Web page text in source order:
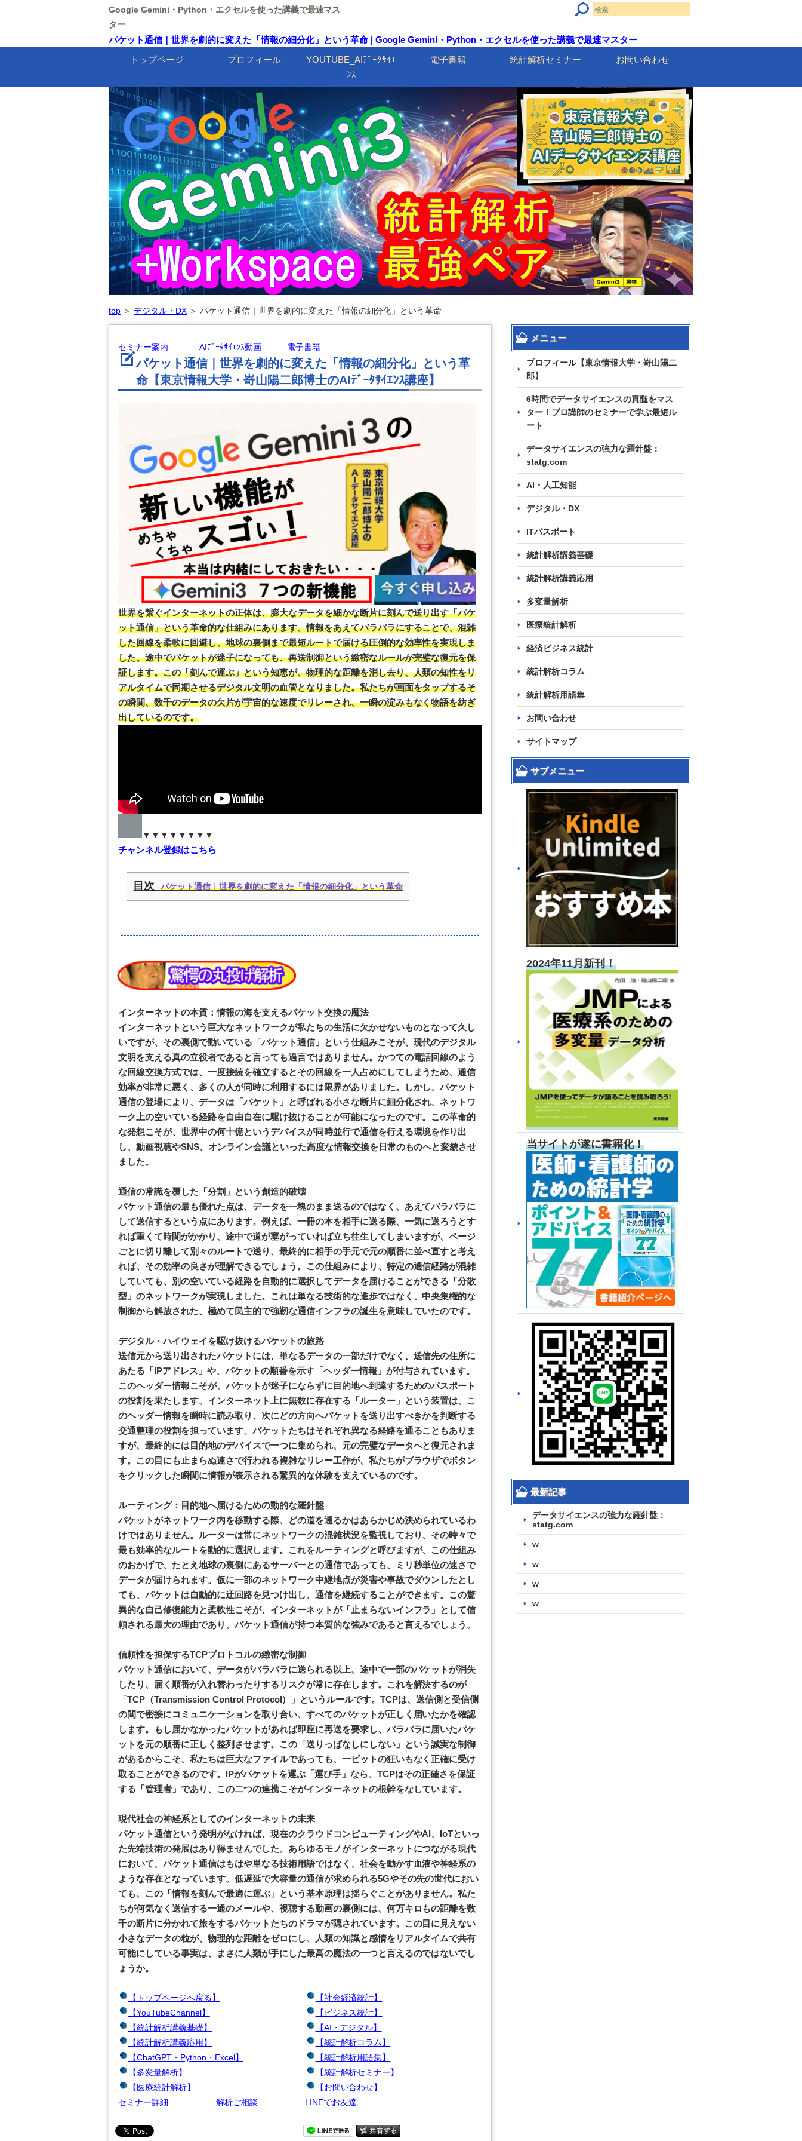
Google Gemini・Python・エクセルを使った講義で最速マス
ター
パケット通信｜世界を劇的に変えた「情報の細分化」という革命 | Google Gemini・Python・エクセルを使った講義で最速マスター
トップページ
プロフィール
YOUTUBE_AIﾃﾞｰﾀｻｲｴ
ﾝｽ
電子書籍 統計解析セミナー お問い合わせ
top＞ デジタル・DX＞ パケット通信｜世界を劇的に変えた「情報の細分化」という革命
セミナー案内 AIﾃﾞｰﾀｻｲｴﾝｽ動画 電子書籍
パケット通信｜世界を劇的に変えた「情報の細分化」という革
命【東京情報大学・嵜山陽二郎博士のAIﾃﾞｰﾀｻｲｴﾝｽ講座】
世界を繋ぐインターネットの正体は、膨大なデータを細かな断片に刻んで送り出す「パケ
ット通信」という革命的な仕組みにあります。情報をあえてバラバラにすることで、混雑
した回線を柔軟に回避し、地球の裏側まで最短ルートで届ける圧倒的な効率性を実現しま
した。途中でパケットが迷子になっても、再送制御という緻密なルールが完璧な復元を保
証します。この「刻んで運ぶ」という知恵が、物理的な距離を消し去り、人類の知性をリ
アルタイムで同期させるデジタル文明の血管となりました。私たちが画面をタップするそ
の瞬間、数千のデータの欠片が宇宙的な速度でリレーされ、一瞬の淀みもなく物語を紡ぎ
出しているのです。
▼▼▼▼▼▼▼▼
チャンネル登録はこちら
目次パケット通信｜世界を劇的に変えた「情報の細分化」という革命
インターネットの本質：情報の海を支えるパケット交換の魔法
インターネットという巨大なネットワークが私たちの生活に欠かせないものとなって久し
いですが、その裏側で動いている「パケット通信」という仕組みこそが、現代のデジタル
文明を支える真の立役者であると言っても過言ではありません。かつての電話回線のよう
な回線交換方式では、一度接続を確立するとその回線を一人占めにしてしまうため、通信
効率が非常に悪く、多くの人が同時に利用するには限界がありました。しかし、パケット
通信の登場により、データは「パケット」と呼ばれる小さな断片に細分化され、ネットワ
ーク上の空いている経路を自由自在に駆け抜けることが可能になったのです。この革命的
な発想こそが、世界中の何十億というデバイスが同時並行で通信を行える環境を作り出
し、動画視聴やSNS、オンライン会議といった高度な情報交換を日常のものへと変貌させ
ました。
通信の常識を覆した「分割」という創造的破壊
パケット通信の最も優れた点は、データを一塊のまま送るのではなく、あえてバラバラに
して送信するという点にあります。例えば、一冊の本を相手に送る際、一気に送ろうとす
れば重くて時間がかかり、途中で道が塞がっていれば立ち往生してしまいますが、ページ
ごとに切り離して別々のルートで送り、最終的に相手の手元で元の順番に並べ直すと考え
れば、その効率の良さが理解できるでしょう。この仕組みにより、特定の通信経路が混雑
していても、別の空いている経路を自動的に選択してデータを届けることができる「分散
型」のネットワークが実現しました。これは単なる技術的な進歩ではなく、中央集権的な
制御から解放された、極めて民主的で強靭な通信インフラの誕生を意味していたのです。
デジタル・ハイウェイを駆け抜けるパケットの旅路
送信元から送り出されたパケットには、単なるデータの一部だけでなく、送信先の住所に
あたる「IPアドレス」や、パケットの順番を示す「ヘッダー情報」が付与されています。
このヘッダー情報こそが、パケットが迷子にならずに目的地へ到達するためのパスポート
の役割を果たします。インターネット上に無数に存在する「ルーター」という装置は、こ
のヘッダー情報を瞬時に読み取り、次にどの方向へパケットを送り出すべきかを判断する
交通整理の役割を担っています。パケットたちはそれぞれ異なる経路を通ることもありま
すが、最終的には目的地のデバイスで一つに集められ、元の完璧なデータへと復元されま
す。この目にも止まらぬ速さで行われる複雑なリレー工作が、私たちがブラウザでボタン
をクリックした瞬間に情報が表示される驚異的な体験を支えているのです。
ルーティング：目的地へ届けるための動的な羅針盤
パケットがネットワーク内を移動する際、どの道を通るかはあらかじめ決められているわ
けではありません。ルーターは常にネットワークの混雑状況を監視しており、その時々で
最も効率的なルートを動的に選択します。これをルーティングと呼びますが、この仕組み
のおかげで、たとえ地球の裏側にあるサーバーとの通信であっても、ミリ秒単位の速さで
データが届けられます。仮に一部のネットワーク中継地点が災害や事故でダウンしたとし
ても、パケットは自動的に迂回路を見つけ出し、通信を継続することができます。この驚
異的な自己修復能力と柔軟性こそが、インターネットが「止まらないインフラ」として信
頼される最大の理由であり、パケット通信が持つ本質的な強みであると言えるでしょう。
信頼性を担保するTCPプロトコルの緻密な制御
パケット通信において、データがバラバラに送られる以上、途中で一部のパケットが消失
したり、届く順番が入れ替わったりするリスクが常に存在します。これを解決するのが
「TCP（Transmission Control Protocol）」というルールです。TCPは、送信側と受信側
の間で密接にコミュニケーションを取り合い、すべてのパケットが正しく届いたかを確認
します。もし届かなかったパケットがあれば即座に再送を要求し、バラバラに届いたパケ
ットを元の順番に正しく整列させます。この「送りっぱなしにしない」という誠実な制御
があるからこそ、私たちは巨大なファイルであっても、一ビットの狂いもなく正確に受け
取ることができるのです。IPがパケットを運ぶ「運び手」なら、TCPはその正確さを保証
する「管理者」であり、この二つの連携こそがインターネットの根幹をなしています。
現代社会の神経系としてのインターネットの未来
パケット通信という発明がなければ、現在のクラウドコンピューティングやAI、IoTといっ
た先端技術の発展はあり得ませんでした。あらゆるモノがインターネットにつながる現代
において、パケット通信はもはや単なる技術用語ではなく、社会を動かす血液や神経系の
ような存在となっています。低遅延で大容量の通信が求められる5Gやその先の世代におい
ても、この「情報を刻んで最適に運ぶ」という基本原理は揺らぐことがありません。私た
ちが何気なく送信する一通のメールや、視聴する動画の裏側には、何万キロもの距離を数
千の断片に分かれて旅をするパケットたちのドラマが隠されています。この目に見えない
小さなデータの粒が、物理的な距離をゼロにし、人類の知識と感情をリアルタイムで共有
可能にしている事実は、まさに人類が手にした最高の魔法の一つと言えるのではないでし
ょうか。
【トップページへ戻る】
【YouTubeChannel】
【統計解析講義基礎】
【統計解析講義応用】
【ChatGPT・Python・Excel】
【多変量解析】
【医療統計解析】
【社会経済統計】
【ビジネス統計】
【AI・デジタル】
【統計解析コラム】
【統計解析用語集】
【統計解析セミナー】
【お問い合わせ】
セミナー詳細
解析ご相談 LINEでお友達
メニュー
プロフィール【東京情報大学・嵜山陽二
郎】
6時間でデータサイエンスの真髄をマス
ター！プロ講師のセミナーで学ぶ最短ル
ート
データサイエンスの強力な羅針盤：
statg.com
AI・人工知能
デジタル・DX
ITパスポート
統計解析講義基礎
統計解析講義応用
多変量解析
医療統計解析
経済ビジネス統計
統計解析コラム
統計解析用語集
お問い合わせ
サイトマップ
サブメニュー
2024年11月新刊！
当サイトが遂に書籍化！
最新記事
データサイエンスの強力な羅針盤：
statg.com
w
w
w
w